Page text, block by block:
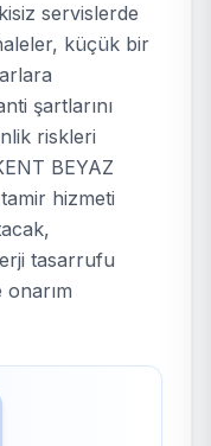
servislerde
küçük bir
şartlarını
riskleri
BEYAZ
hizmeti
tasarrufu
onarım